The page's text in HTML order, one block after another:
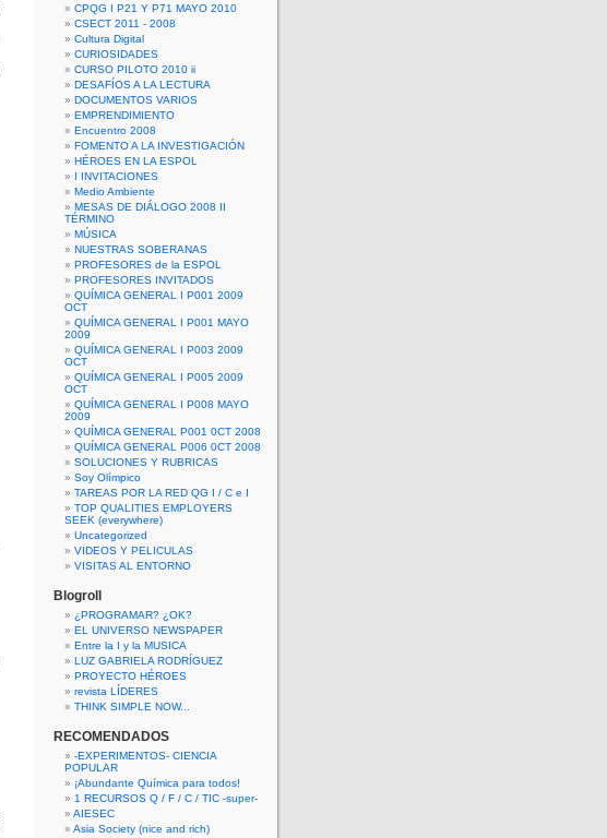
CPQG I P21 Y P71 MAYO 2010
CSECT 2011 - 2008
Cultura Digital
CURIOSIDADES
CURSO PILOTO 2010 ii
DESAFÍOS A LA LECTURA
DOCUMENTOS VARIOS
EMPRENDIMIENTO
Encuentro 2008
FOMENTO A LA INVESTIGACIÓN
HÉROES EN LA ESPOL
I INVITACIONES
Medio Ambiente
MESAS DE DIÁLOGO 2008 II
TÉRMINO
MÚSICA
NUESTRAS SOBERANAS
PROFESORES de la ESPOL
PROFESORES INVITADOS
QUÍMICA GENERAL I P001 2009
OCT
QUÍMICA GENERAL I P001 MAYO
2009
QUÍMICA GENERAL I P003 2009
OCT
QUÍMICA GENERAL I P005 2009
OCT
QUÍMICA GENERAL I P008 MAYO
2009
QUÍMICA GENERAL P001 0CT 2008
QUÍMICA GENERAL P006 0CT 2008
SOLUCIONES Y RUBRICAS
Soy Olímpico
TAREAS POR LA RED QG I / C e I
TOP QUALITIES EMPLOYERS
SEEK (everywhere)
Uncategorized
VIDEOS Y PELICULAS
VISITAS AL ENTORNO
Blogroll
¿PROGRAMAR? ¿OK?
EL UNIVERSO NEWSPAPER
Entre la I y la MUSICA
LUZ GABRIELA RODRÍGUEZ
PROYECTO HÉROES
revista LÍDERES
THINK SIMPLE NOW...
RECOMENDADOS
-EXPERIMENTOS- CIENCIA
POPULAR
¡Abundante Química para todos!
1 RECURSOS Q / F / C / TIC -super-
AIESEC
Asia Society (nice and rich)